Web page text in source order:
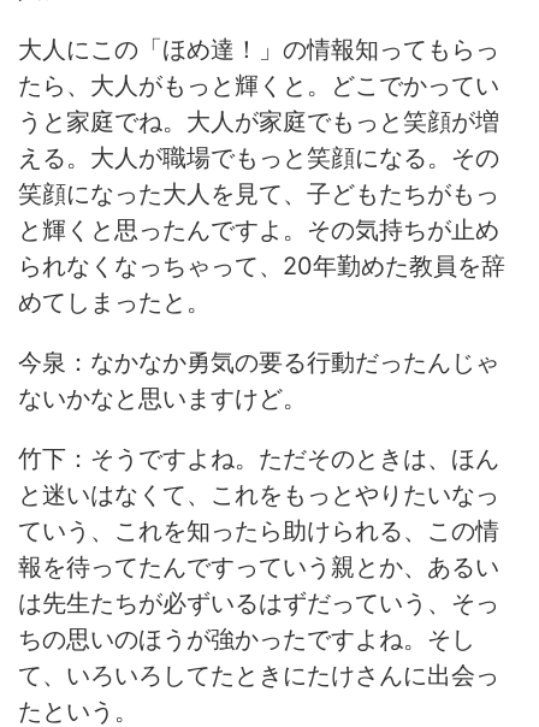
大人にこの「ほめ達！」の情報知ってもらっ
たら、大人がもっと輝くと。どこでかってい
うと家庭でね。大人が家庭でもっと笑顔が増
える。大人が職場でもっと笑顔になる。その
笑顔になった大人を見て、子どもたちがもっ
と輝くと思ったんですよ。その気持ちが止め
られなくなっちゃって、20年勤めた教員を辞
めてしまったと。
今泉：なかなか勇気の要る行動だったんじゃ
ないかなと思いますけど。
竹下：そうですよね。ただそのときは、ほん
と迷いはなくて、これをもっとやりたいなっ
ていう、これを知ったら助けられる、この情
報を待ってたんですっていう親とか、あるい
は先生たちが必ずいるはずだっていう、そっ
ちの思いのほうが強かったですよね。そし
て、いろいろしてたときにたけさんに出会っ
たという。